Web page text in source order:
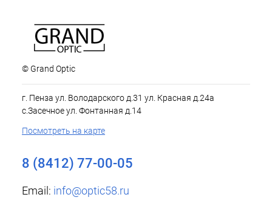
© Grand Optic
г. Пенза ул. Володарского д.31 ул. Красная д.24а
с.Засечное ул. Фонтанная д.14
Посмотреть на карте
8 (8412) 77-00-05
Email: info@optic58.ru